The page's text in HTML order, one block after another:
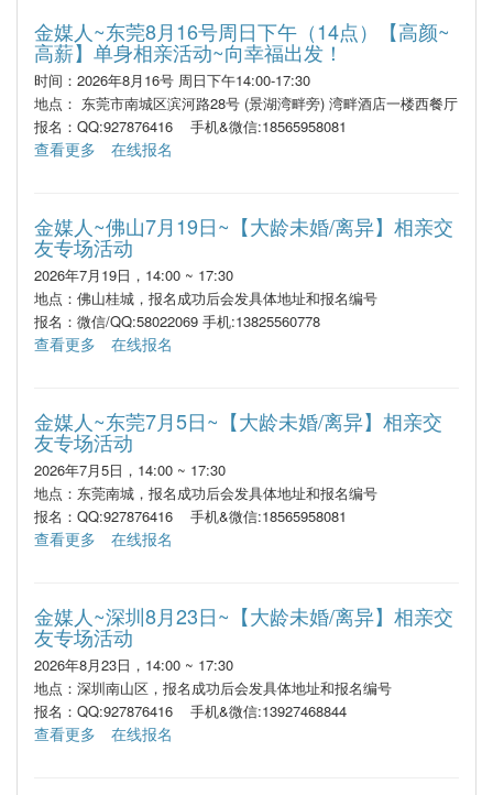
金媒人~东莞8月16号周日下午（14点）【高颜~
高薪】单身相亲活动~向幸福出发！
时间：2026年8月16号 周日下午14:00-17:30
地点： 东莞市南城区滨河路28号 (景湖湾畔旁) 湾畔酒店一楼西餐厅
报名：QQ:927876416 手机&微信:18565958081
查看更多 在线报名
金媒人~佛山7月19日~【大龄未婚/离异】相亲交
友专场活动
2026年7月19日，14:00 ~ 17:30
地点：佛山桂城，报名成功后会发具体地址和报名编号
报名：微信/QQ:58022069 手机:13825560778
查看更多 在线报名
金媒人~东莞7月5日~【大龄未婚/离异】相亲交
友专场活动
2026年7月5日，14:00 ~ 17:30
地点：东莞南城，报名成功后会发具体地址和报名编号
报名：QQ:927876416 手机&微信:18565958081
查看更多 在线报名
金媒人~深圳8月23日~【大龄未婚/离异】相亲交
友专场活动
2026年8月23日，14:00 ~ 17:30
地点：深圳南山区，报名成功后会发具体地址和报名编号
报名：QQ:927876416 手机&微信:13927468844
查看更多 在线报名